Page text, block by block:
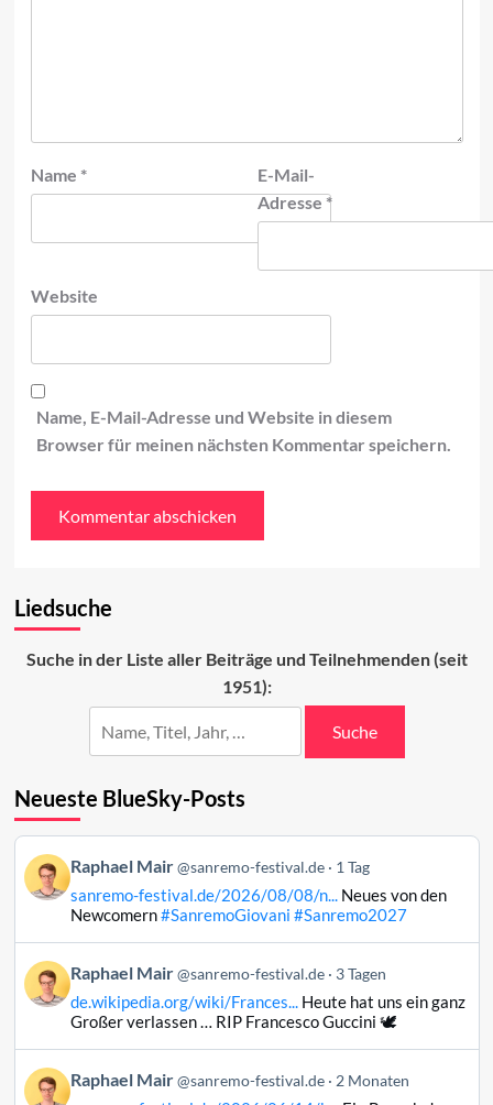
Name *
E-Mail-
Adresse*
Website
Name, E-Mail-Adresse und Website in diesem
Browser für meinen nächsten Kommentar speichern.
Liedsuche
Suche in der Liste aller Beiträge und Teilnehmenden (seit
1951):
Suche
Neueste BlueSky-Posts
Beitrag
von
Raphael
Bluesky
ansehen
Raphael Mair @sanremo-festival.de 1 Tag
sanremo-festival.de/2026/08/08/n...Neues von den
Newcomern#SanremoGiovani #Sanremo2027
Beitrag
von
Raphael
Bluesky
Raphael Mair @sanremo-festival.de 3 Tagen
de.wikipedia.org/wiki/Frances...Heute hat uns ein ganz
Großer verlassen … RIP Francesco Guccini 🕊️
Beitrag
von
Raphael Mair @sanremo-festival.de 2 Monaten